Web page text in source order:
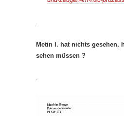
Metin I. hat nichts gesehen,
sehen müssen ?